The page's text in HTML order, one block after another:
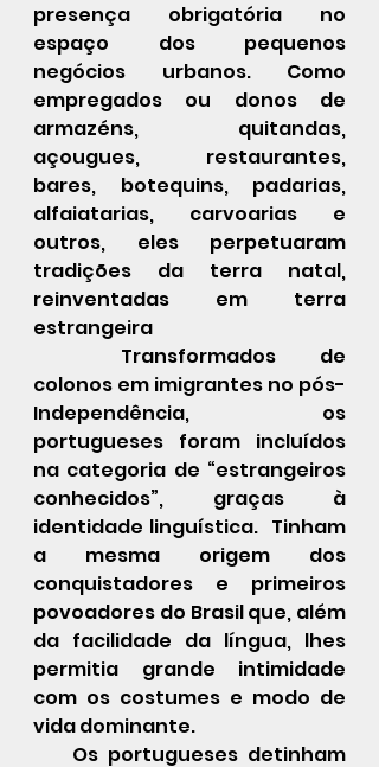
presença obrigatória no
espaço dos pequenos
negócios urbanos. Como
empregados ou donos de
armazéns, quitandas,
açougues, restaurantes,
bares, botequins, padarias,
alfaiatarias, carvoarias e
outros, eles perpetuaram
tradições da terra natal,
reinventadas em terra
estrangeira
colonos em imigrantes no pós-
Independência, os
portugueses foram incluídos
na categoria de “estrangeiros
conhecidos”, graças à
identidade linguística.  Tinham
a mesma origem dos
conquistadores e primeiros
povoadores do Brasil que, além
da facilidade da língua, lhes
permitia grande intimidade
com os costumes e modo de
vida dominante.